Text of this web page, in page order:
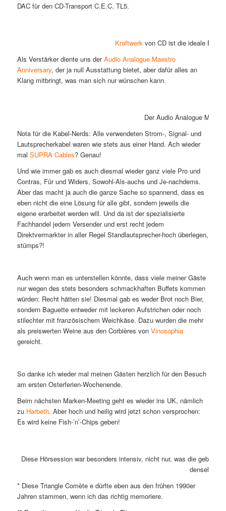
DAC für den CD-Transport C.E.C. TL5.
Kraftwerk von CD ist die ideale
Als Verstärker diente uns derAudio Analogue Maestro
Anniversary, der ja null Ausstattung bietet, aber dafür alles an
Klang mitbringt, was man sich nur wünschen kann.
Der Audio Analogue
Nota für die Kabel-Nerds: Alle verwendeten Strom-, Signal- und
Lautsprecherkabel waren wie stets aus einer Hand. Ach wieder
mal SUPRA Cables? Genau!
Und wie immer gab es auch diesmal wieder ganz viele Pro und
Contras, Für und Widers, Sowohl-Als-auchs und Je-nachdems.
Aber das macht ja auch die ganze Sache so spannend, dass es
eben nicht die eine Lösung für alle gibt, sondern jeweils die
eigene erarbeitet werden will. Und da ist der spezialisierte
Fachhandel jedem Versender und erst recht jedem
Direktvermarkter in aller Regel Standlautsprecher-hoch überlegen,
stümps?!
Auch wenn man es unterstellen könnte, dass viele meiner Gäste
nur wegen des stets besonders schmackhaften Buffets kommen
würden: Recht hätten sie! Diesmal gab es weder Brot noch Bier,
sondern Baguette entweder mit leckeren Aufstrichen oder noch
stilechter mit französischem Weichkäse. Dazu wurden die mehr
als preiswerten Weine aus den Corbières von Vinosophia
gereicht.
So danke ich wieder mal meinen Gästen herzlich für den Besuch
am ersten Osterferien-Wochenende.
Beim nächsten Marken-Meeting geht es wieder ins UK, nämlich
zu Harbeth. Aber hoch und heilig wird jetzt schon versprochen:
Es wird keine Fish-’n’-Chips geben!
Diese Hörsession war besonders intensiv, nicht nur, was die
denselben
* Diese Triangle Comète e dürfte eben aus den frühen 1990er
Jahren stammen, wenn ich das richtig memoriere.